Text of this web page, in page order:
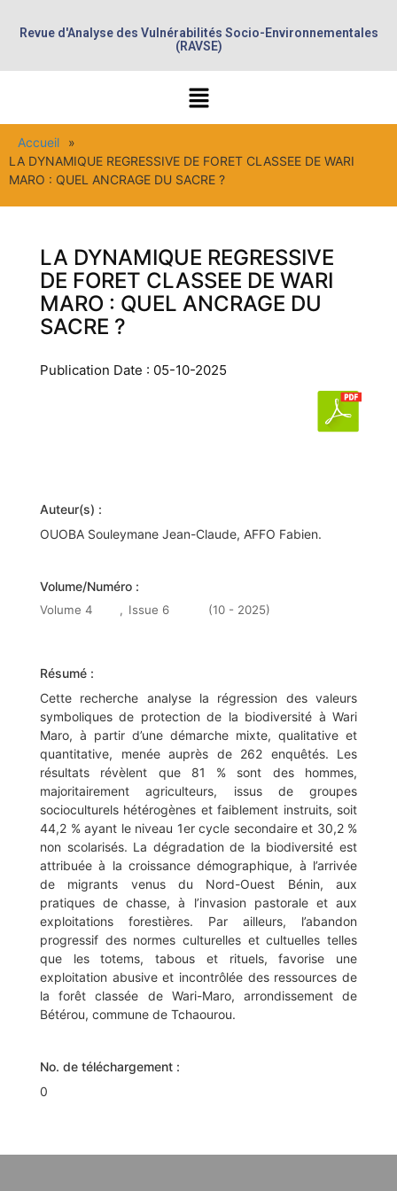
Revue d'Analyse des Vulnérabilités Socio-Environnementales
(RAVSE)
Accueil
»
LA DYNAMIQUE REGRESSIVE DE FORET CLASSEE DE WARI
MARO : QUEL ANCRAGE DU SACRE ?
LA DYNAMIQUE REGRESSIVE
DE FORET CLASSEE DE WARI
MARO : QUEL ANCRAGE DU
SACRE ?
Publication Date : 05-10-2025
Auteur(s) :
OUOBA Souleymane Jean-Claude, AFFO Fabien.
Volume/Numéro :
Volume 4 , Issue 6 (10 - 2025)
Résumé :
Cette recherche analyse la régression des valeurs
symboliques de protection de la biodiversité à Wari
Maro, à partir d’une démarche mixte, qualitative et
quantitative, menée auprès de 262 enquêtés. Les
résultats révèlent que 81 % sont des hommes,
majoritairement agriculteurs, issus de groupes
socioculturels hétérogènes et faiblement instruits, soit
44,2 % ayant le niveau 1er cycle secondaire et 30,2 %
non scolarisés. La dégradation de la biodiversité est
attribuée à la croissance démographique, à l’arrivée
de migrants venus du Nord-Ouest Bénin, aux
pratiques de chasse, à l’invasion pastorale et aux
exploitations forestières. Par ailleurs, l’abandon
progressif des normes culturelles et cultuelles telles
que les totems, tabous et rituels, favorise une
exploitation abusive et incontrôlée des ressources de
la forêt classée de Wari-Maro, arrondissement de
Bétérou, commune de Tchaourou.
No. de téléchargement :
0